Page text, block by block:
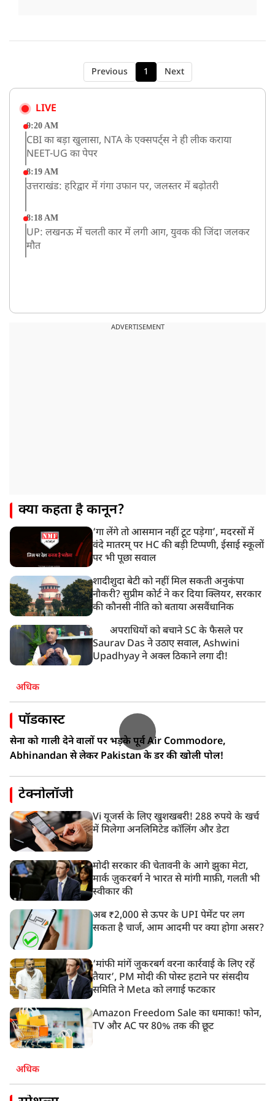
Previous 1 Next
LIVE
9:20 AM
CBI का बड़ा खुलासा, NTA के एक्सपर्ट्स ने ही लीक कराया
NEET-UG का पेपर
8:19 AM
उत्तराखंड: हरिद्वार में गंगा उफान पर, जलस्तर में बढ़ोतरी
8:18 AM
UP: लखनऊ में चलती कार में लगी आग, युवक की जिंदा जलकर
मौत
ADVERTISEMENT
क्या कहता है कानून?
‘गा लेंगे तो आसमान नहीं टूट पड़ेगा’, मदरसों में
वंदे मातरम् पर HC की बड़ी टिप्पणी, ईसाई स्कूलों
पर भी पूछा सवाल
शादीशुदा बेटी को नहीं मिल सकती अनुकंपा
नौकरी? सुप्रीम कोर्ट ने कर दिया क्लियर, सरकार
की कौनसी नीति को बताया असवैंधानिक
अपराधियों को बचाने SC के फैसले पर
Saurav Das ने उठाए सवाल, Ashwini
Upadhyay ने अक्ल ठिकाने लगा दी!
अधिक
पॉडकास्ट
सेना को गाली देने वालों पर भड़के पूर्व Air Commodore,
Abhinandan से लेकर Pakistan के डर की खोली पोल!
टेक्नोलॉजी
Vi यूजर्स के लिए खुशखबरी! 288 रुपये के खर्च
में मिलेगा अनलिमिटेड कॉलिंग और डेटा
मोदी सरकार की चेतावनी के आगे झुका मेटा,
मार्क ज़ुकरबर्ग ने भारत से मांगी माफ़ी, गलती भी
स्वीकार की
अब ₹2,000 से ऊपर के UPI पेमेंट पर लग
सकता है चार्ज, आम आदमी पर क्या होगा असर?
‘मांफी मांगें जुकरबर्ग वरना कार्रवाई के लिए रहें
तैयार’, PM मोदी की पोस्ट हटाने पर संसदीय
समिति ने Meta को लगाई फटकार
Amazon Freedom Sale का धमाका! फोन,
TV और AC पर 80% तक की छूट
अधिक